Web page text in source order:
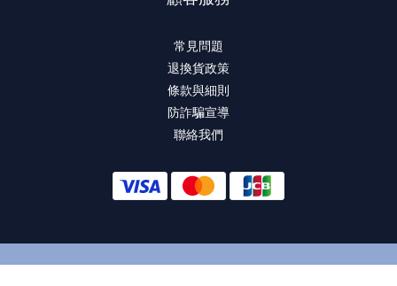
常見問題
退換貨政策
條款與細則
防詐騙宣導
聯絡我們